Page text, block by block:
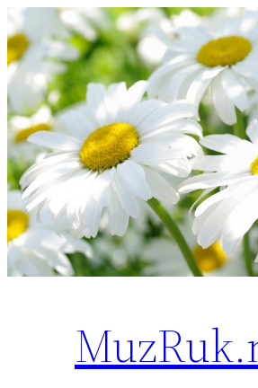
Перейти
к
содержимому